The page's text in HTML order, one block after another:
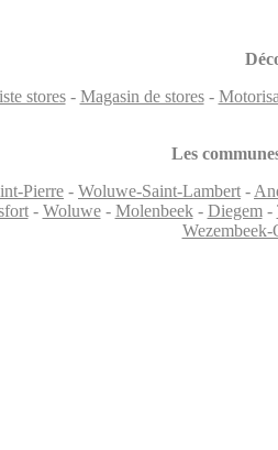
stores- Magasin de stores-
Les
Pierre - Woluwe-Saint-Lambert -
- Woluwe- Molenbeek- Diegem-
Wezembeek-